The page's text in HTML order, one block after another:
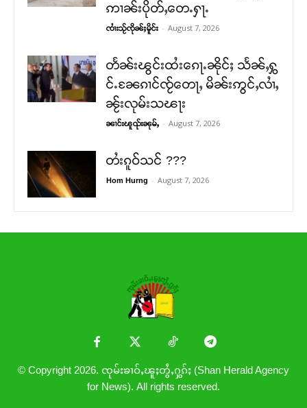
ဢၢၼ်းပိုတ်ႇတေႉႁႃႉ
ၸၢႆးသႂ်ၸိုၼ်ႈမိူင်း - August 7, 2026
တႅၼ်းၽွင်းထႆးၵေႃႉၼိုင်ႈ သႅၼ်ႇႁွ
င်ႉၼႄၵၢင်ၸႂ်တေႃႇ မိၼ်းဢွင်ႇလၢႆႇ
ၼႂ်းလုမ်းသၽႃး
ၼၢင်းၽူၺ်းၼုမ်ႇ - August 7, 2026
တႆးၵူဝ်သင် ???
Hom Hurng - August 7, 2026
© Copyright 2026. ၸုမ်းၶၢဝ်ႇၽူႈတွႆႇႁွၵ်ႈ (Shan Herald Agency
for News). All rights reserved.